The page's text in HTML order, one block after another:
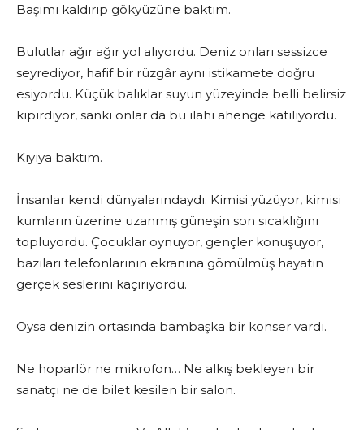
Başımı kaldırıp gökyüzüne baktım.
Bulutlar ağır ağır yol alıyordu. Deniz onları sessizce
seyrediyor, hafif bir rüzgâr aynı istikamete doğru
esiyordu. Küçük balıklar suyun yüzeyinde belli belirsiz
kıpırdıyor, sanki onlar da bu ilahi ahenge katılıyordu.
Kıyıya baktım.
İnsanlar kendi dünyalarındaydı. Kimisi yüzüyor, kimisi
kumların üzerine uzanmış güneşin son sıcaklığını
topluyordu. Çocuklar oynuyor, gençler konuşuyor,
bazıları telefonlarının ekranına gömülmüş hayatın
gerçek seslerini kaçırıyordu.
Oysa denizin ortasında bambaşka bir konser vardı.
Ne hoparlör ne mikrofon… Ne alkış bekleyen bir
sanatçı ne de bilet kesilen bir salon.